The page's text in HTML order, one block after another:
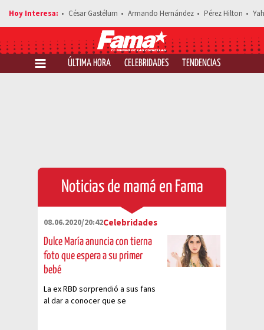
César Gastélum Armando Hernández Pérez Hilton
ÚLTIMA HORA CELEBRIDADES TENDENCIAS
Noticias de mamá en Fama
08.06.2020/20:42Celebridades
Dulce María anuncia con tierna
foto que espera a su primer
bebé
La ex RBD sorprendió a sus fans
al dar a conocer que se